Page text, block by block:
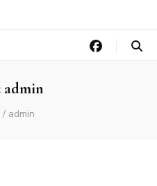
admin
/ admin